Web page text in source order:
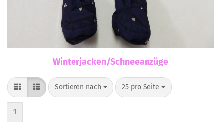
Winterjacken/Schneeanzüge
Sortieren nach
Sortieren nach 25 pro Seite
pro Seite
1